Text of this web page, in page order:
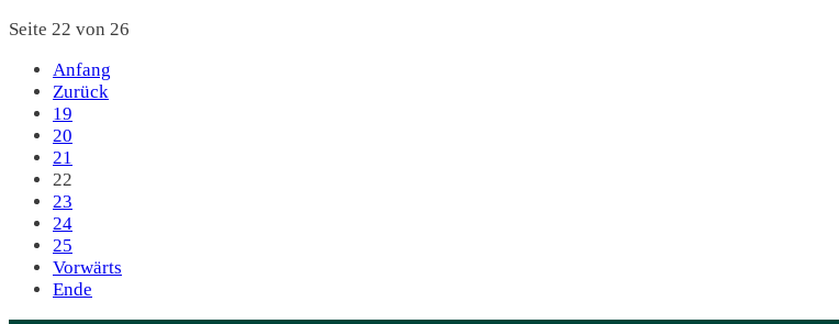
Seite 22 von 26
Anfang
Zurück
19
20
21
22
23
24
25
Vorwärts
Ende